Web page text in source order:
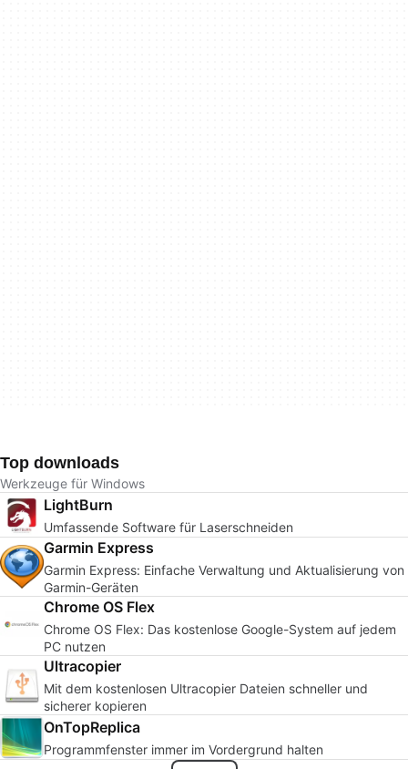
Top downloads
Werkzeuge für Windows
LightBurn
Umfassende Software für Laserschneiden
Garmin Express
Garmin Express: Einfache Verwaltung und Aktualisierung von
Garmin-Geräten
Chrome OS Flex
Chrome OS Flex: Das kostenlose Google-System auf jedem
PC nutzen
Ultracopier
Mit dem kostenlosen Ultracopier Dateien schneller und
sicherer kopieren
OnTopReplica
Programmfenster immer im Vordergrund halten